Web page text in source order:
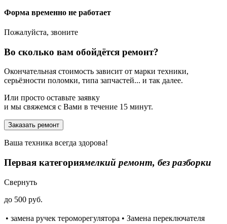
Форма временно не работает
Пожалуйста, звоните
Во сколько вам обойдётся ремонт?
Окончательная стоимость зависит от марки техники,
серьёзности поломки, типа запчастей... и так далее.
Или просто оставьте заявку
и мы свяжемся с Вами в течение 15 минут.
Заказать ремонт
Ваша техника всегда здорова!
Первая категориямелкий ремонт, без разборки
Свернуть
до 500 руб.
• замена ручек тероморегулятора • Замена переключателя